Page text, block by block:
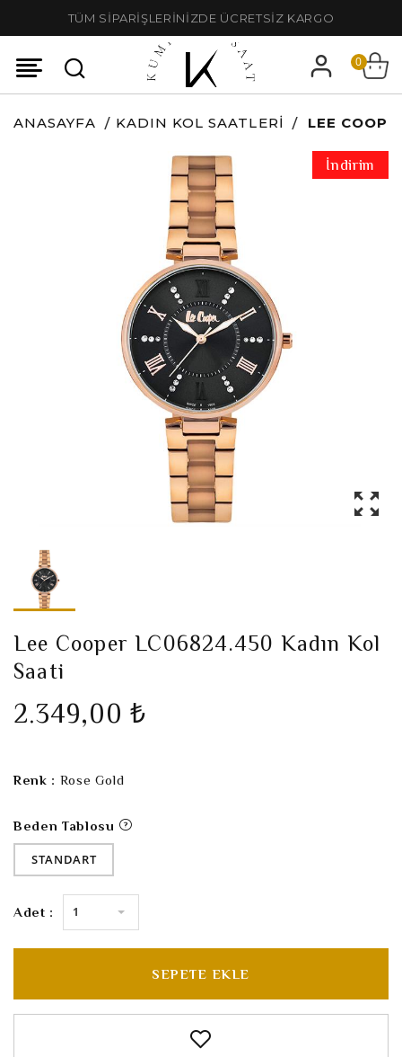
TÜM SİPARİŞLERİNİZDE ÜCRETSİZ KARGO
0
ANASAYFA KADIN KOL SAATLERI LEE
İndirim
Lee Cooper LC06824.450 Kadın Kol
Saati
2.349,00 ₺
Renk : Rose Gold
Beden Tablosu
STANDART
Adet : 1
SEPETE EKLE